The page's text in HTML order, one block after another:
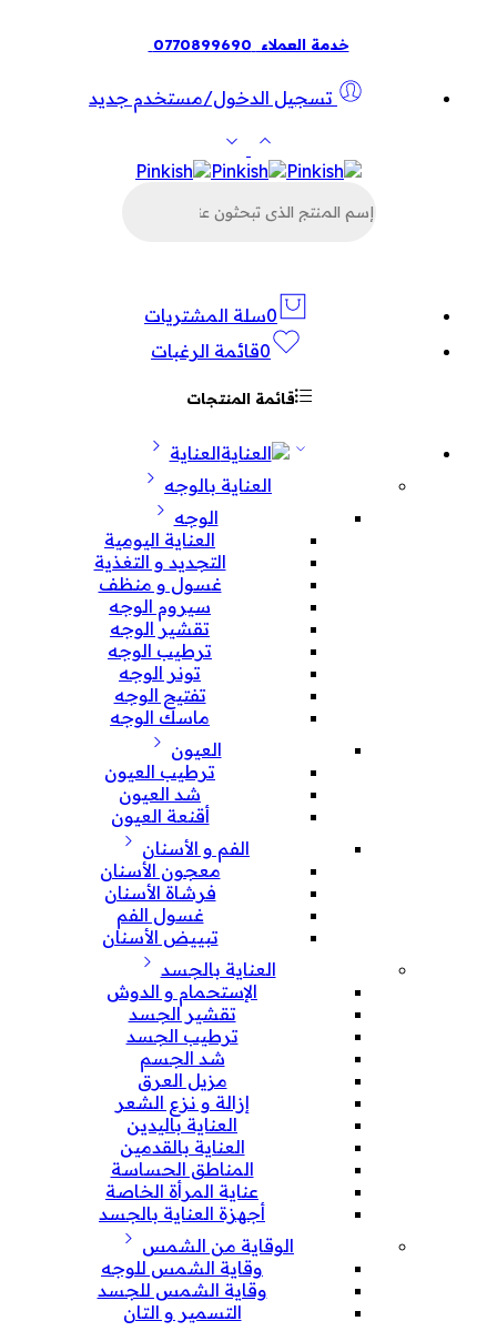
خدمة العملاء 0770899690
تسجيل الدخول/مستخدم جديد
عن
0سلة المشتريات
0قائمة الرغبات
قائمة المنتجات
العناية
العناية بالوجه
الوجه
العناية اليومية
التجديد و التغذية
غسول و منظف
سيروم الوجه
تقشير الوجه
ترطيب الوجه
تونر الوجه
تفتيح الوجه
ماسك الوجه
العيون
ترطيب العيون
شد العيون
أقنعة العيون
الفم و الأسنان
معجون الأسنان
فرشاة الأسنان
غسول الفم
تبييض الأسنان
العناية بالجسد
الإستحمام و الدوش
تقشير الجسد
ترطيب الجسد
شد الجسم
مزيل العرق
إزالة و نزع الشعر
العناية باليدين
العناية بالقدمين
المناطق الحساسة
عناية المرأة الخاصة
أجهزة العناية بالجسد
الوقاية من الشمس
وقاية الشمس للوجه
وقاية الشمس للجسد
التسمير و التان